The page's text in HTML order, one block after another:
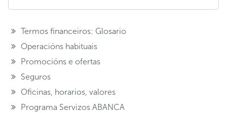
Termos financeiros: Glosario
Operacións habituais
Promocións e ofertas
Seguros
Oficinas, horarios, valores
Programa Servizos ABANCA